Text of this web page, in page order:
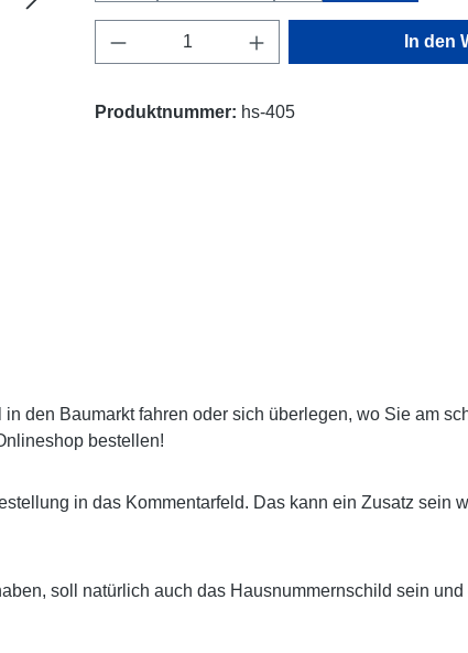
Produkt Anzahl: Gib den In den
Produktnummer: hs-405
den Baumarkt fahren oder sich überlegen, wo Sie am
bestellen!
in das Kommentarfeld. Das kann ein Zusatz sein
soll natürlich auch das Hausnummernschild sein und